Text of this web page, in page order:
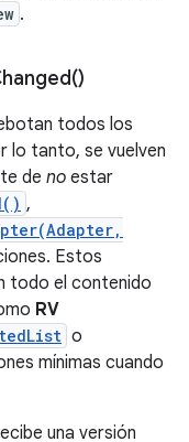
.
)
todos los
lo tanto, se vuelven
de no estar
,
Estos
todo el contenido
RV
o
mínimas cuando
una versión